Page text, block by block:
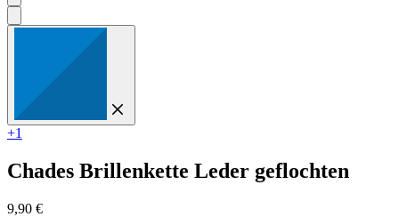
+1
Chades Brillenkette Leder geflochten
9,90 €